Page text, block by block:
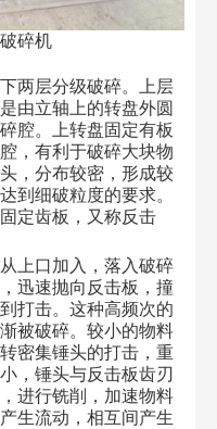
碎机
两层分级破碎。上层
由立轴上的转盘外圆
腔。上转盘固定有板
，有利于破碎大块物
，分布较密，形成较
到细破粒度的要求。
定齿板，又称反击
上口加入，落入破碎
迅速抛向反击板，撞
打击。这种高频次的
被破碎。较小的物料
密集锤头的打击，重
，锤头与反击板齿刃
进行铣削，加速物料
生流动，相互间产生